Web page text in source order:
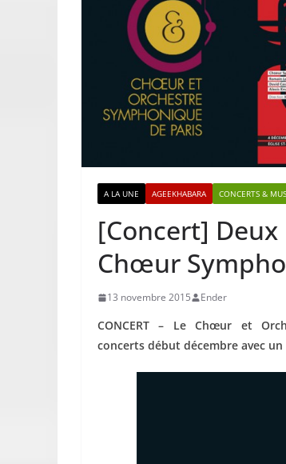
A LA UNE AGEEKHABARA CONCERTS &
[Concert]
Chœur
13 novembre 2015 Ender
CONCERT – Le Chœur et
concerts début décembre avec